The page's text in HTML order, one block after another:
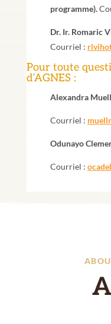
programme).
Dr. Ir. Romaric
Courriel :
Pour toute
d’AGNES :
Alexandra
Courriel :
Odunayo
Courriel :